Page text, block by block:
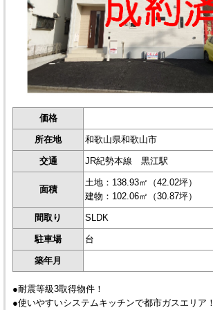
価格
所在地 和歌山県和歌山市
交通 JR紀勢本線 黒江駅
面積
土地：138.93㎡（42.02坪）
建物：102.06㎡（30.87坪）
間取り SLDK
駐車場 台
築年月
●耐震等級3取得物件！
●使いやすいシステムキッチンで都市ガスエリア！